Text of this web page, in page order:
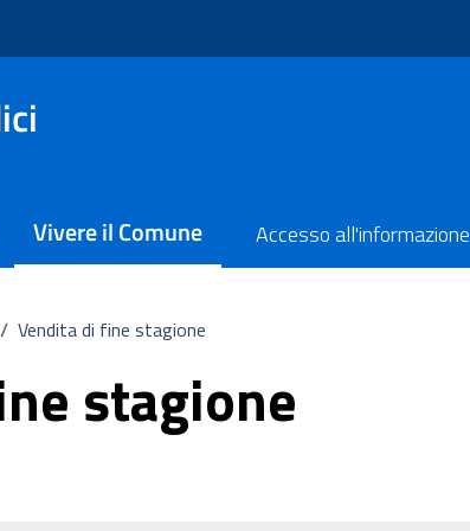
Vivere il Comune Accesso all'informazione
/ Vendita di fine stagione
stagione